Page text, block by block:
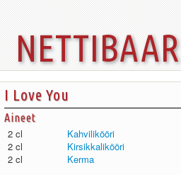
I Love You
Aineet
2 cl
Kahvilikööri
2 cl
Kirsikkalikööri
2 cl
Kerma